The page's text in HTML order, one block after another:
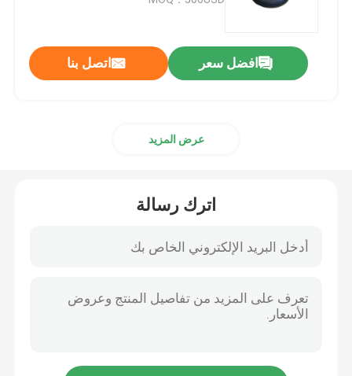
غسالة ختم
بتف شقة غسالة
افضل سعر اتصل بنا
عرض المزيد
اترك رسالة